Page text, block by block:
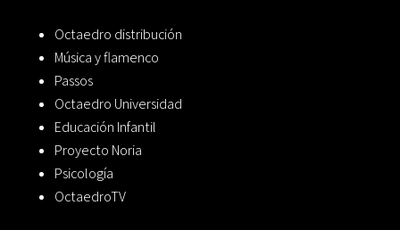
Octaedro distribución
Música y flamenco
Passos
Octaedro Universidad
Educación Infantil
Proyecto Noria
Psicología
OctaedroTV